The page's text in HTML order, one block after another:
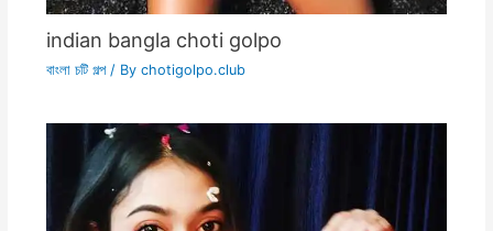
indian bangla choti golpo
বাংলা চটি গল্প/ By chotigolpo.club